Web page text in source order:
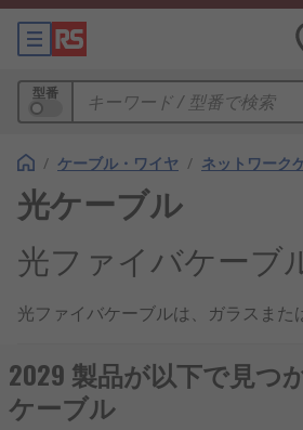
型番
/ ケーブル・ワイヤ / ネットワーク
光ケーブル
光ファイバケーブ
光ファイバケーブルは、ガラスまた
て伝送する通信ケーブルです。電気
導体のケーブルとは異なり、電磁ノ
けにくく、長距離・大容量通信に適
2029 製品が以下で見つ
ケーブル